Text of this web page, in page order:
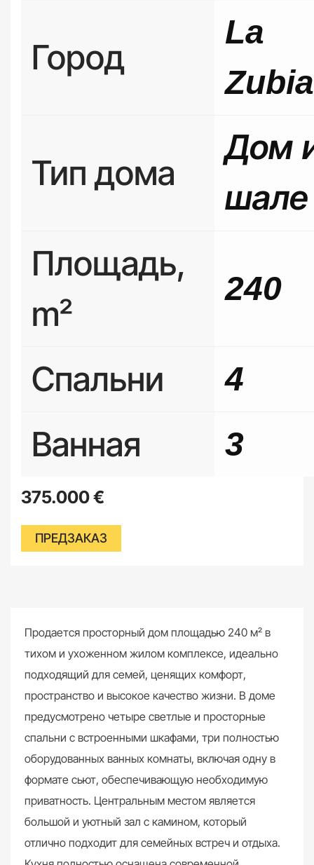
Город
La
Zubia
Тип дома
Дом
шале
Площадь,
m²
240
Спальни 4
Ванная 3
375.000€
ПРЕДЗАКАЗ
Продается просторный дом площадью 240 м² в
тихом и ухоженном жилом комплексе, идеально
подходящий для семей, ценящих комфорт,
пространство и высокое качество жизни. В доме
предусмотрено четыре светлые и просторные
спальни с встроенными шкафами, три полностью
оборудованных ванных комнаты, включая одну в
формате сьют, обеспечивающую необходимую
приватность. Центральным местом является
большой и уютный зал с камином, который
отлично подходит для семейных встреч и отдыха.